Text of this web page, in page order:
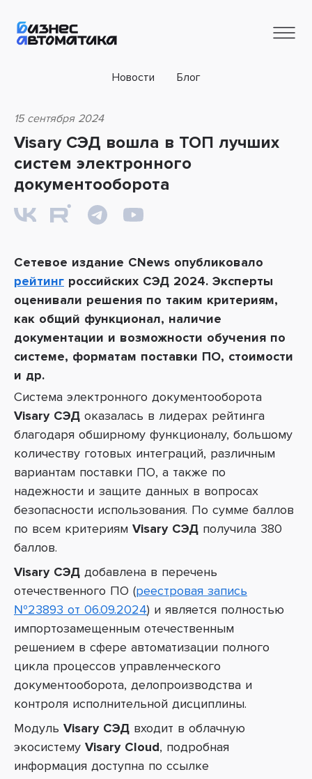
Новости Блог
15 сентября 2024
Visary СЭД вошла в ТОП лучших
систем электронного
документооборота
Сетевое издание CNews опубликовало
рейтинг российских СЭД 2024. Эксперты
оценивали решения по таким критериям,
как общий функционал, наличие
документации и возможности обучения по
системе, форматам поставки ПО, стоимости
и др.
Система электронного документооборота
Visary СЭД оказалась в лидерах рейтинга
благодаря обширному функционалу, большому
количеству готовых интеграций, различным
вариантам поставки ПО, а также по
надежности и защите данных в вопросах
безопасности использования. По сумме баллов
по всем критериям Visary СЭД получила 380
баллов.
Visary СЭД добавлена в перечень
отечественного ПО (реестровая запись
№23893 от 06.09.2024) и является полностью
импортозамещенным отечественным
решением в сфере автоматизации полного
цикла процессов управленческого
документооборота, делопроизводства и
контроля исполнительной дисциплины.
Модуль Visary СЭД входит в облачную
экосистему Visary Cloud, подробная
информация доступна по ссылке